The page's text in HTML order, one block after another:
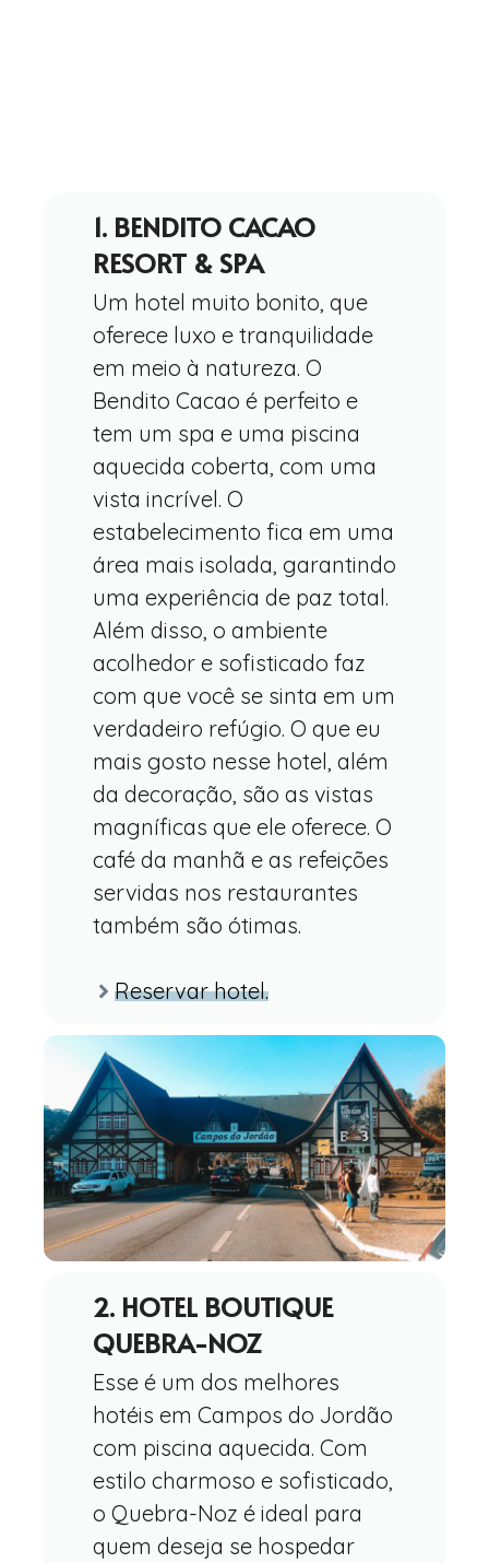
1. BENDITO CACAO
RESORT & SPA
Um hotel muito bonito, que
oferece luxo e tranquilidade
em meio à natureza. O
Bendito Cacao é perfeito e
tem um spa e uma piscina
aquecida coberta, com uma
vista incrível. O
estabelecimento fica em uma
área mais isolada, garantindo
uma experiência de paz total.
Além disso, o ambiente
acolhedor e sofisticado faz
com que você se sinta em um
verdadeiro refúgio. O que eu
mais gosto nesse hotel, além
da decoração, são as vistas
magníficas que ele oferece. O
café da manhã e as refeições
servidas nos restaurantes
também são ótimas.
Reservar hotel.
2. HOTEL BOUTIQUE
QUEBRA-NOZ
Esse é um dos melhores
hotéis em Campos do Jordão
com piscina aquecida. Com
estilo charmoso e sofisticado,
o Quebra-Noz é ideal para
quem deseja se hospedar